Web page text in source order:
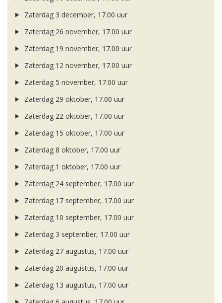
Zaterdag 3 december, 17.00 uur
Zaterdag 26 november, 17.00 uur
Zaterdag 19 november, 17.00 uur
Zaterdag 12 november, 17.00 uur
Zaterdag 5 november, 17.00 uur
Zaterdag 29 oktober, 17.00 uur
Zaterdag 22 oktober, 17.00 uur
Zaterdag 15 oktober, 17.00 uur
Zaterdag 8 oktober, 17.00 uur
Zaterdag 1 oktober, 17.00 uur
Zaterdag 24 september, 17.00 uur
Zaterdag 17 september, 17.00 uur
Zaterdag 10 september, 17.00 uur
Zaterdag 3 september, 17.00 uur
Zaterdag 27 augustus, 17.00 uur
Zaterdag 20 augustus, 17.00 uur
Zaterdag 13 augustus, 17.00 uur